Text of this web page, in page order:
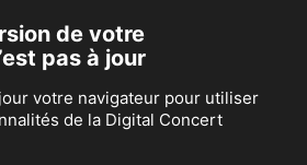
de votre
pas à jour
votre navigateur pour utiliser
de la Digital Concert